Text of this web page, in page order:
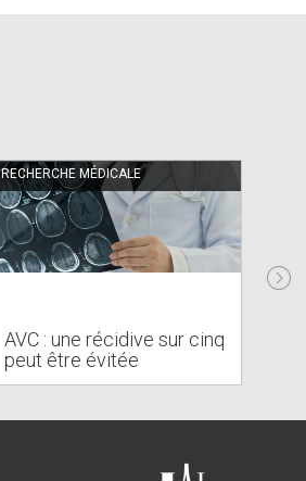
RECHERCHE MÉDICALE
AVC : une récidive sur cinq
peut être évitée